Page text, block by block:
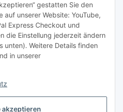
akzeptieren
gestatten Sie den
auf unserer Website: YouTube,
Express Checkout und
die Einstellung jederzeit ändern
unten). Weitere Details finden
in unserer
widerrufen